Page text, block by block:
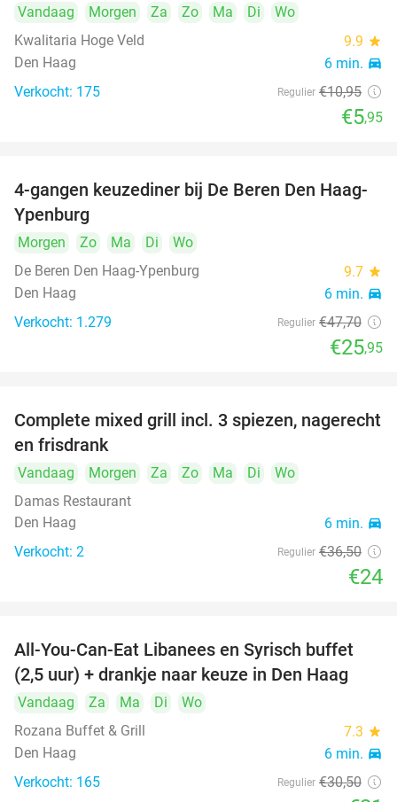
Vandaag Morgen Za Zo Ma Di
Wo
Kwalitaria Hoge Veld
9.9 star
Den Haag 6 min. directions_car
Verkocht: 175 Regulier €10,95
€5,95
46%
4-gangen keuzediner bij De Beren Den Haag-
Ypenburg
Morgen Zo Ma Di
Wo
De Beren Den Haag-Ypenburg
9.7 star
Den Haag 6 min. directions_car
Verkocht: 1.279 Regulier €47,70
€25,95
34%
Complete mixed grill incl. 3 spiezen, nagerecht
en frisdrank
Vandaag Morgen Za Zo Ma Di
Wo
Damas Restaurant
Den Haag
6 min. directions_car
Verkocht: 2 Regulier €36,50
€24
31%
All-You-Can-Eat Libanees en Syrisch buffet
(2,5 uur) + drankje naar keuze in Den Haag
Vandaag Za Ma Di
Wo
Rozana Buffet & Grill
7.3 star
Den Haag 6 min. directions_car
Verkocht: 165 Regulier €30,50